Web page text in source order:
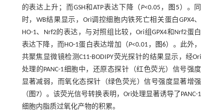
的表达上升；而GSH和ATP表达下降（P<0.05， 图5）。同
时，WB结果显示，Ori调控细胞内铁死亡相关蛋白GPX4、
HO-1、Nrf2的表达，与对照组比较，Ori组GPX4和Nrf2蛋白
表达下降，而HO-1蛋白表达增加（P<0.01， 图6）。此外，
共聚焦显微镜检测C11-BODIPY荧光探针的结果显示，经Ori
处理的PANC-1细胞中，还原态探针（红色荧光）信号强度
显著减弱，而氧化态探针（绿色荧光）信号强度显著增强
（ 图7）。该荧光信号转换表明，Ori处理显著诱导了PANC-1
细胞内脂质过氧化产物的积累。